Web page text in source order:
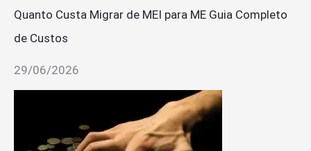
Quanto Custa Migrar de MEI para ME Guia Completo
de Custos
29/06/2026